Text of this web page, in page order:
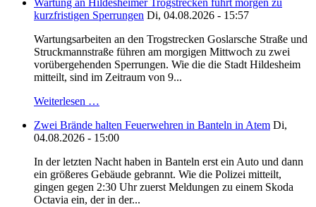
Wartung an Hildesheimer Trogstrecken führt morgen zu
kurzfristigen Sperrungen Di, 04.08.2026 - 15:57
Wartungsarbeiten an den Trogstrecken Goslarsche Straße und
Struckmannstraße führen am morgigen Mittwoch zu zwei
vorübergehenden Sperrungen. Wie die die Stadt Hildesheim
mitteilt, sind im Zeitraum von 9...
Weiterlesen …
Zwei Brände halten Feuerwehren in Banteln in Atem Di,
04.08.2026 - 15:00
In der letzten Nacht haben in Banteln erst ein Auto und dann
ein größeres Gebäude gebrannt. Wie die Polizei mitteilt,
gingen gegen 2:30 Uhr zuerst Meldungen zu einem Skoda
Octavia ein, der in der...